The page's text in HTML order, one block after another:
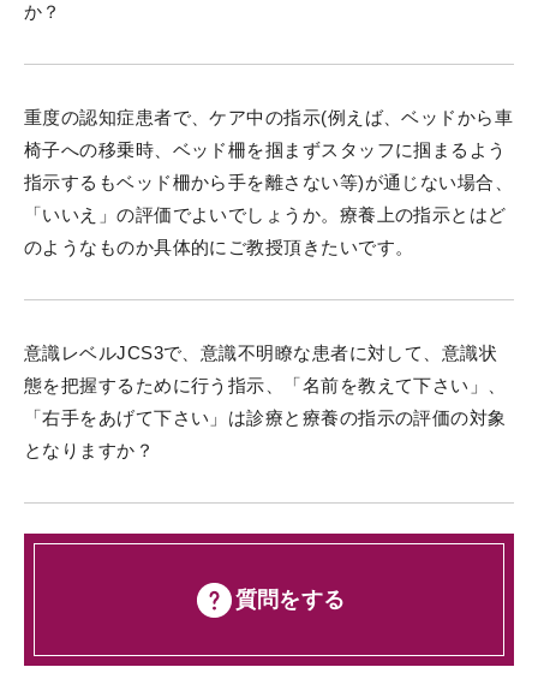
か？
重度の認知症患者で、ケア中の指示(例えば、ベッドから車
椅子への移乗時、ベッド柵を掴まずスタッフに掴まるよう
指示するもベッド柵から手を離さない等)が通じない場合、
「いいえ」の評価でよいでしょうか。療養上の指示とはど
のようなものか具体的にご教授頂きたいです。
意識レベルJCS3で、意識不明瞭な患者に対して、意識状
態を把握するために行う指示、「名前を教えて下さい」、
「右手をあげて下さい」は診療と療養の指示の評価の対象
となりますか？
質問をする